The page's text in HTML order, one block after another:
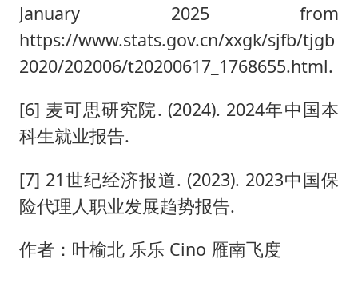
January 2025 from
https://www.stats.gov.cn/xxgk/sjfb/tjgb
2020/202006/t20200617_1768655.html.
[6] 麦可思研究院. (2024). 2024年中国本
科生就业报告.
[7] 21世纪经济报道. (2023). 2023中国保
险代理人职业发展趋势报告.
作者：叶榆北 乐乐 Cino 雁南飞度